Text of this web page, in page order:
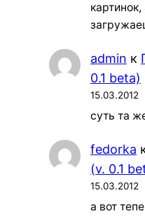
admin к
0.1 beta)
15.03.2012
суть та
fedorka
(v. 0.1
15.03.2012
а вот